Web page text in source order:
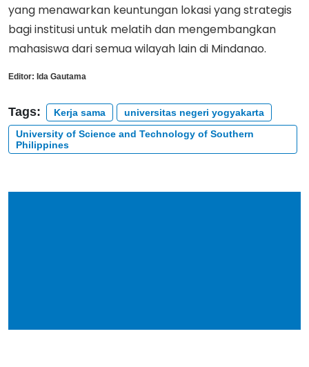
yang menawarkan keuntungan lokasi yang strategis
bagi institusi untuk melatih dan mengembangkan
mahasiswa dari semua wilayah lain di Mindanao.
Editor: Ida Gautama
Tags: Kerja sama
universitas negeri yogyakarta
University of Science and Technology of Southern
Philippines